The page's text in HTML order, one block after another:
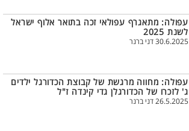
עפולה: מתאגרף עפולאי זכה בתואר אלוף ישראל
לשנת 2025
30.6.2025 דני ברנר
עפולה: מחווה מרגשת של קבוצת הכדורגל ילדים
ג' לזכרו של הכדורגלן גדי קינדה ז"ל
26.5.2025 דני ברנר